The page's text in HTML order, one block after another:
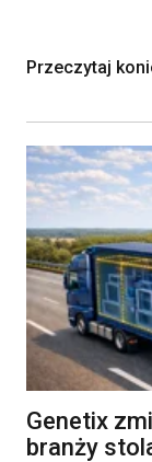
Przeczytaj
Genetix
branży